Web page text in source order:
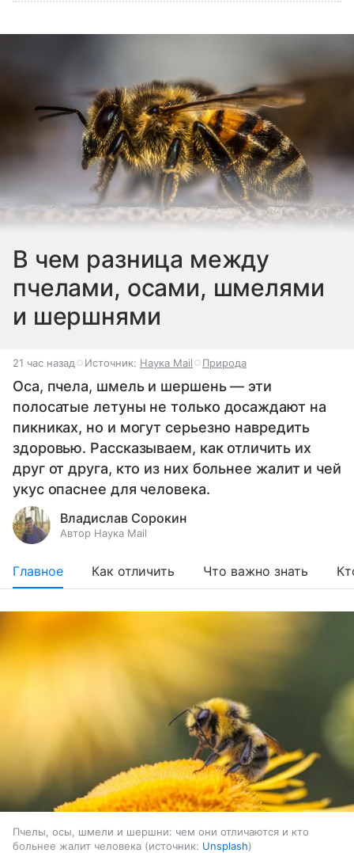
В чем разница между
пчелами, осами, шмелями
и шершнями
21 час назад Источник: Наука Mail Природа
Оса, пчела, шмель и шершень — эти
полосатые летуны не только досаждают на
пикниках, но и могут серьезно навредить
здоровью. Рассказываем, как отличить их
друг от друга, кто из них больнее жалит и чей
укус опаснее для человека.
Владислав Сорокин
Автор Наука Mail
Главное Как отличить Что важно знать
Пчелы, осы, шмели и шершни: чем они отличаются и кто
больнее жалит человека
источник: Unsplash